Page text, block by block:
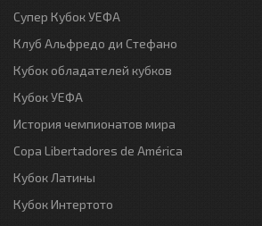
Супер Кубок УЕФА
Клуб Альфредо ди Стефано
Кубок обладателей кубков
Кубок УЕФА
История чемпионатов мира
Copa Libertadores de América
Кубок Латины
Кубок Интертото